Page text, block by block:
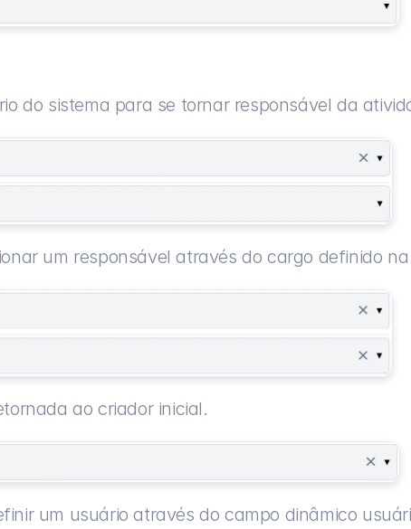
do sistema para se tornar responsável da
um responsável através do cargo definido
ao criador inicial.
um usuário através do campo dinâmico